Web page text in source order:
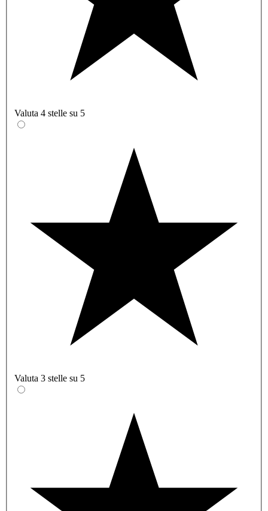
Valuta 4 stelle su 5
Valuta 3 stelle su 5